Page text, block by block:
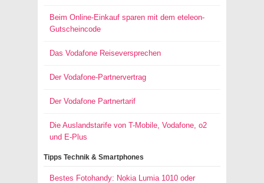
Beim Online-Einkauf sparen mit dem eteleon-
Gutscheincode
Das Vodafone Reiseversprechen
Der Vodafone-Partnervertrag
Der Vodafone Partnertarif
Die Auslandstarife von T-Mobile, Vodafone, o2
und E-Plus
Tipps Technik & Smartphones
Bestes Fotohandy: Nokia Lumia 1010 oder